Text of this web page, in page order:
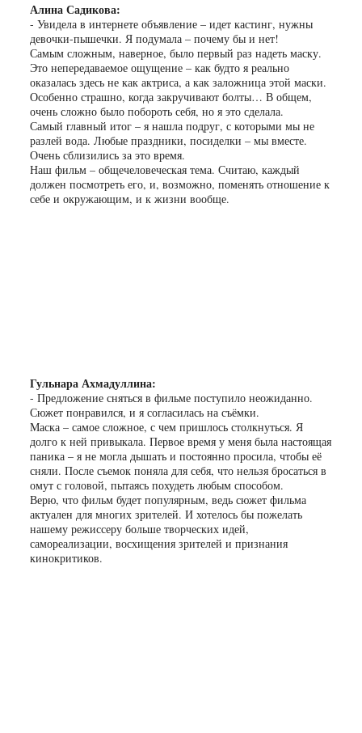
Алина Садикова:
- Увидела в интернете объявление – идет кастинг, нужны
девочки-пышечки. Я подумала – почему бы и нет!
Самым сложным, наверное, было первый раз надеть маску.
Это непередаваемое ощущение – как будто я реально
оказалась здесь не как актриса, а как заложница этой маски.
Особенно страшно, когда закручивают болты… В общем,
очень сложно было побороть себя, но я это сделала.
Самый главный итог – я нашла подруг, с которыми мы не
разлей вода. Любые праздники, посиделки – мы вместе.
Очень сблизились за это время.
Наш фильм – общечеловеческая тема. Считаю, каждый
должен посмотреть его, и, возможно, поменять отношение к
себе и окружающим, и к жизни вообще.
Гульнара Ахмадуллина:
- Предложение сняться в фильме поступило неожиданно.
Сюжет понравился, и я согласилась на съёмки.
Маска – самое сложное, с чем пришлось столкнуться. Я
долго к ней привыкала. Первое время у меня была настоящая
паника – я не могла дышать и постоянно просила, чтобы её
сняли. После съемок поняла для себя, что нельзя бросаться в
омут с головой, пытаясь похудеть любым способом.
Верю, что фильм будет популярным, ведь сюжет фильма
актуален для многих зрителей. И хотелось бы пожелать
нашему режиссеру больше творческих идей,
самореализации, восхищения зрителей и признания
кинокритиков.